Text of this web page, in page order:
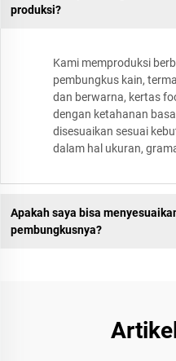
produksi?
Kami memproduksi
pembungkus kain,
dan berwarna, kertas
dengan ketahanan
disesuaikan sesuai
dalam hal ukuran,
Apakah saya bisa
pembungkusnya?